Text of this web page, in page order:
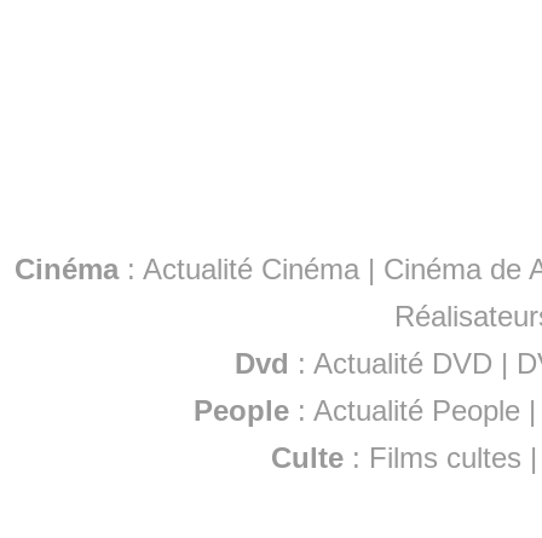
Cinéma: Actualité Cinéma | Cinéma de
Dvd : Actualité DVD |
People :Actualité People
Culte : Films cultes